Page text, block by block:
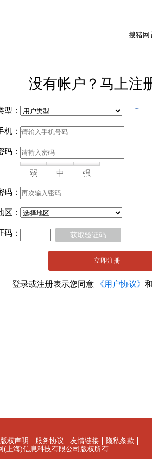
搜猪网
没有帐户？马上注
型：
机：
码：
弱 中 强
码：
区：
码： 获取验证码
立即注册
登录或注册表示您同意 《用户协议》 和
版权声明 服务协议 友情链接
隐私条款
(上海)信息科技有限公司版权所有